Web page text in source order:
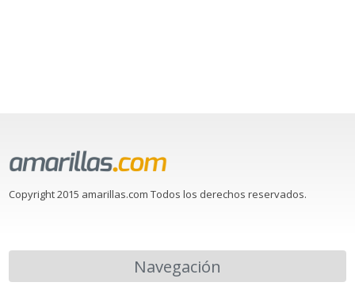
Copyright 2015 amarillas.com Todos los derechos reservados.
Navegación